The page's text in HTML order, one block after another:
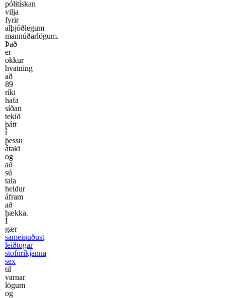
pólitískan
vilja
fyrir
alþjóðlegum
mannúðarlögum.
Það
er
okkur
hvatning
að
89
ríki
hafa
síðan
tekið
þátt
í
þessu
átaki
og
að
sú
tala
heldur
áfram
að
hækka.
Í
gær
sameinuðust
leiðtogar
stofnríkjanna
sex
til
varnar
lögum
og